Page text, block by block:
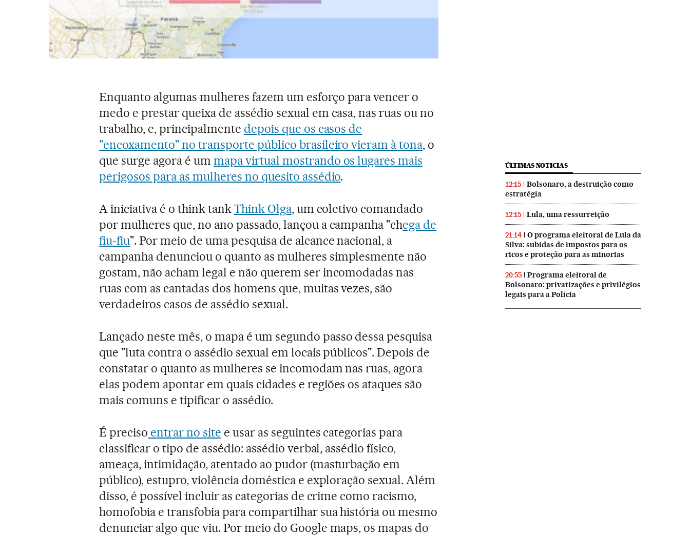
Enquanto algumas mulheres fazem um esforço para vencer o
medo e prestar queixa de assédio sexual em casa, nas ruas ou no
trabalho, e, principalmente depois que os casos de
"encoxamento" no transporte público brasileiro vieram à tona, o
que surge agora é um mapa virtual mostrando os lugares mais
perigosos para as mulheres no quesito assédio.
A iniciativa é o think tankThink Olga, um coletivo comandado
por mulheres que, no ano passado, lançou a campanha "chega de
fiu-fiu". Por meio de uma pesquisa de alcance nacional, a
campanha denunciou o quanto as mulheres simplesmente não
gostam, não acham legal e não querem ser incomodadas nas
ruas com as cantadas dos homens que, muitas vezes, são
verdadeiros casos de assédio sexual.
Lançado neste mês, o mapa é um segundo passo dessa pesquisa
que "luta contra o assédio sexual em locais públicos". Depois de
constatar o quanto as mulheres se incomodam nas ruas, agora
elas podem apontar em quais cidades e regiões os ataques são
mais comuns e tipificar o assédio.
É preciso entrar no site e usar as seguintes categorias para
classificar o tipo de assédio: assédio verbal, assédio físico,
ameaça, intimidação, atentado ao pudor (masturbação em
público), estupro, violência doméstica e exploração sexual. Além
disso, é possível incluir as categorias de crime como racismo,
homofobia e transfobia para compartilhar sua história ou mesmo
denunciar algo que viu. Por meio do Google maps, os mapas do
ÚLTIMAS NOTICIAS
12:15
Bolsonaro, a destruição como
estratégia
12:15 Lula, uma ressurreição
21:14
O programa eleitoral de Lula da
Silva: subidas de impostos para os
ricos e proteção para as minorias
20:55
Programa eleitoral de
Bolsonaro: privatizações e privilégios
legais para a Polícia